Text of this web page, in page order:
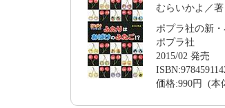
むらいかよ／著
ポプラ社の新
ポプラ社
2015/02 発売
価格:990円 (本